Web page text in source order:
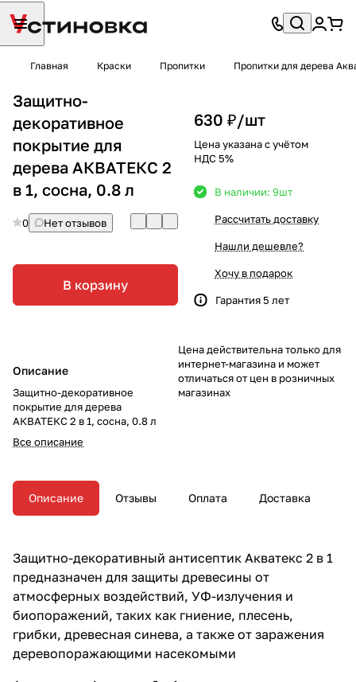
Главная Краски Пропитки Пропитки для дерева
Защитно-
декоративное
покрытие для
дерева АКВАТЕКС 2
в 1, сосна, 0.8 л
0 Нет отзывов
В корзину
Описание
Защитно-декоративное
покрытие для дерева
АКВАТЕКС 2 в 1, сосна, 0.8 л
Все описание
630 ₽/шт
Цена указана с учётом
НДС 5%
В наличии: 9шт
Рассчитать доставку
Нашли дешевле?
Хочу в подарок
Гарантия 5 лет
Цена действительна только для
интернет-магазина и может
отличаться от цен в розничных
магазинах
Описание Отзывы Оплата Доставка
Защитно-декоративный антисептик Акватекс 2 в 1
предназначен для защиты древесины от
атмосферных воздействий, УФ-излучения и
биопоражений, таких как гниение, плесень,
грибки, древесная синева, а также от заражения
деревопоражающими насекомыми